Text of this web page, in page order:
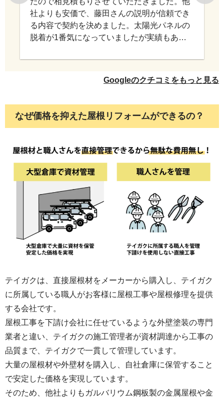
ンを2回塗り行います。外壁塗料の選定はお見積り
の際に選択いただいておりますが、付帯部の塗料
モルタル外壁の場合でも目地がある場合には、目
地の施工も行っております。既存外壁の目地に打
ち幅が少ない場合には、シーリングではなく、ブ
リードオフプライマーを施工します。既存目地の
ブリード現象防ぐ為の1工程です。
付帯部の塗装では、破風板や軒天、玄関屋根下等
も塗装致します。その際に使用する塗料は通常の
シリコン塗料ではなく、通気性の良い、ケンエー
ス等を使用して施工しています。
社よりも安価で、藤田さんの説明が信頼でき
る内容で契約を決めました。太陽光パネルの
脱着が1番気になっていましたが実績もあ
り、大変満足してしています。
Googleのクチコミをもっと見る
なぜ価格を抑えた屋根リフォームができるの？
テイガクは、直接屋根材をメーカーから購入し、テイガク
に所属している職人がお客様に屋根工事や屋根修理を提供
する会社です。
屋根工事を下請け会社に任せているような外壁塗装の専門
業者と違い、テイガクの施工管理者が資材調達から工事の
品質まで、テイガクで一貫して管理しています。
大量の屋根材や外壁材を購入し、自社倉庫に保管すること
で安定した価格を実現しています。
そのため、他社よりもガルバリウム鋼板製の金属屋根や金